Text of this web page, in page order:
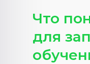
Что
для